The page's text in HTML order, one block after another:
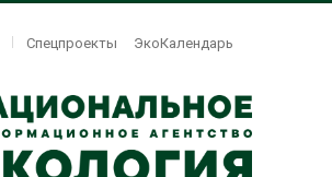
Спецпроекты ЭкоКалендарь